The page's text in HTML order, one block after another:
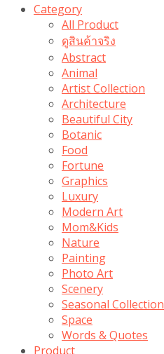
Category
All Product
ดูสินค้าจริง
Abstract
Animal
Artist Collection
Architecture
Beautiful City
Botanic
Food
Fortune
Graphics
Luxury
Modern Art
Mom&Kids
Nature
Painting
Photo Art
Scenery
Seasonal Collection
Space
Words & Quotes
Product